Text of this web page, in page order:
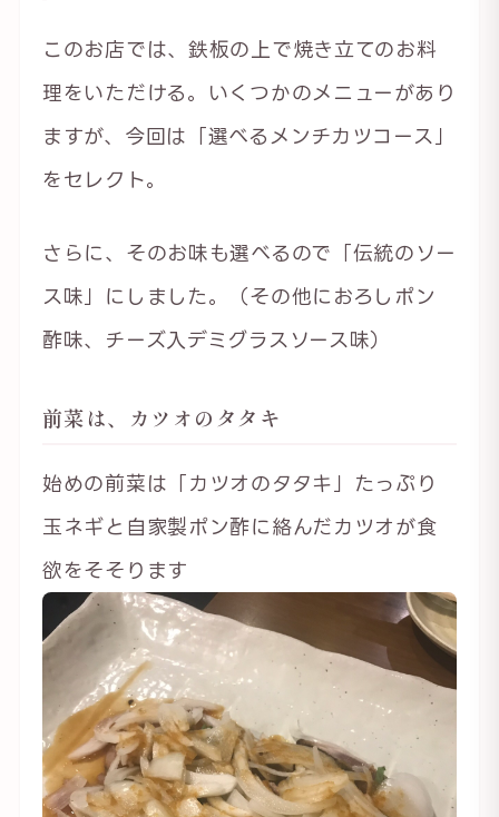
このお店では、鉄板の上で焼き立てのお料
理をいただける。いくつかのメニューがあり
ますが、今回は「選べるメンチカツコース」
をセレクト。
さらに、そのお味も選べるので「伝統のソー
ス味」にしました。（その他におろしポン
酢味、チーズ入デミグラスソース味）
前菜は、カツオのタタキ
始めの前菜は「カツオのタタキ」たっぷり
玉ネギと自家製ポン酢に絡んだカツオが食
欲をそそります